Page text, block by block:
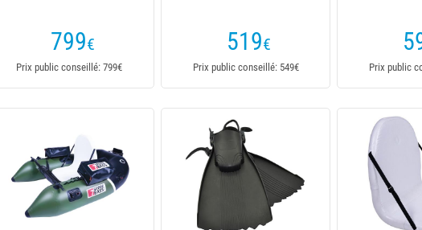
799€
Prix public conseillé: 799€
519€
Prix public conseillé: 549€ Prix public